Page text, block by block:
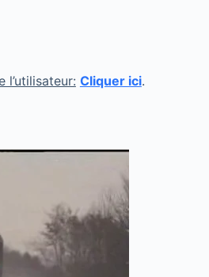
l’utilisateur: Cliquer ici.